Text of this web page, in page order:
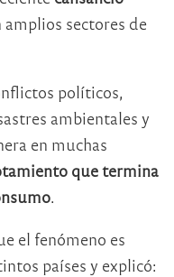
sectores de
políticos,
ambientales y
en muchas
que termina
.
el fenómeno es
países y explicó: